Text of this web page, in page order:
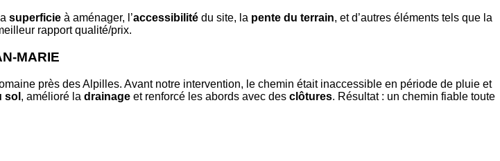
superficie à aménager, l’accessibilité du site, la pente du terrain, et d’autres éléments tels que la
rapport qualité/prix.
MARIE
près des Alpilles. Avant notre intervention, le chemin était inaccessible en période de pluie et
sol , amélioré la drainage et renforcé les abords avec des clôtures. Résultat : un chemin fiable toute